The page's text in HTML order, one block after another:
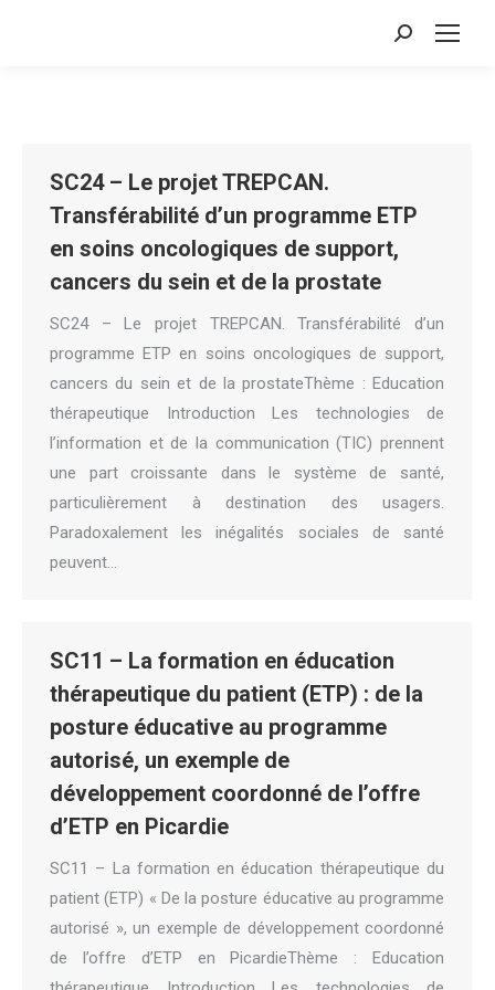
Search:
SC24 – Le projet TREPCAN.
Transférabilité d’un programme ETP
en soins oncologiques de support,
cancers du sein et de la prostate
SC24 – Le projet TREPCAN. Transférabilité d’un
programme ETP en soins oncologiques de support,
cancers du sein et de la prostateThème : Education
thérapeutique Introduction Les technologies de
l’information et de la communication (TIC) prennent
une part croissante dans le système de santé,
particulièrement à destination des usagers.
Paradoxalement les inégalités sociales de santé
peuvent…
SC11 – La formation en éducation
thérapeutique du patient (ETP) : de la
posture éducative au programme
autorisé, un exemple de
développement coordonné de l’offre
d’ETP en Picardie
SC11 – La formation en éducation thérapeutique du
patient (ETP) « De la posture éducative au programme
autorisé », un exemple de développement coordonné
de l’offre d’ETP en PicardieThème : Education